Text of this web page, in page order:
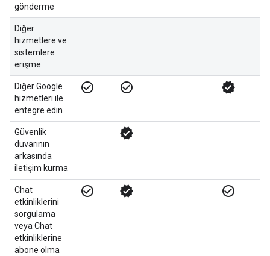
gönderme
Diğer
hizmetlere ve
sistemlere
erişme
Diğer Google
hizmetleri ile
entegre edin
check_circle_outline check_circle_outline verified
Güvenlik
duvarının
arkasında
iletişim kurma
verified
Chat
etkinliklerini
sorgulama
veya Chat
etkinliklerine
abone olma
check_circle_outline verified check_circle_outline